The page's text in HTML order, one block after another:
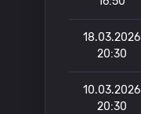
18.03.2026
20:30
10.03.2026
20:30